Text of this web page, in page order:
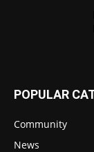
POPULAR
Community
News